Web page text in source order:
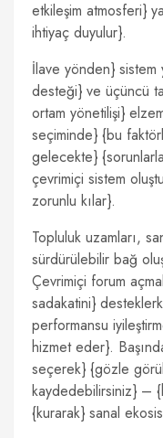
etkileşim atmosferi}
ihtiyaç duyulur}.
İlave yönden} sistem
desteği} ve üçüncü
ortam yönetilişi}
seçiminde} {bu
gelecekte}
çevrimiçi sistem
zorunlu kılar}.
Topluluk uzamları,
sürdürülebilir bağ
Çevrimiçi forum
sadakatini}
performansu
hizmet eder}.
seçerek} {gözle
kaydedebilirsiniz} –
{kurarak} sanal